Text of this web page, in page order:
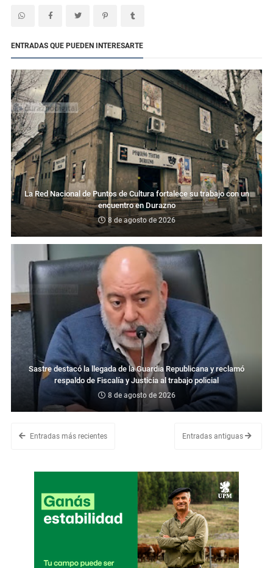
ENTRADAS QUE PUEDEN INTERESARTE
La Red Nacional de Puntos de Cultura fortalece su trabajo con un
encuentro en Durazno
8 de agosto de 2026
Sastre destacó la llegada de la Guardia Republicana y reclamó
respaldo de Fiscalía y Justicia al trabajo policial
8 de agosto de 2026
Entradas más recientes Entradas antiguas